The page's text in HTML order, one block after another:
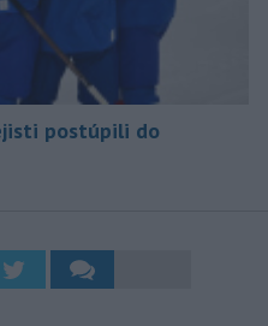
postúpili do